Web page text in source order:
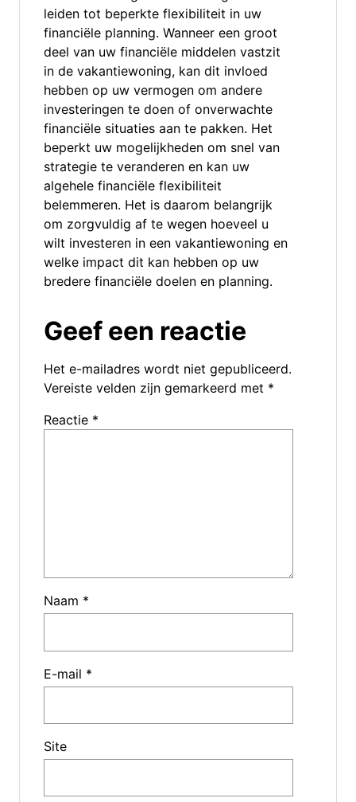
leiden tot beperkte flexibiliteit in uw
financiële planning. Wanneer een groot
deel van uw financiële middelen vastzit
in de vakantiewoning, kan dit invloed
hebben op uw vermogen om andere
investeringen te doen of onverwachte
financiële situaties aan te pakken. Het
beperkt uw mogelijkheden om snel van
strategie te veranderen en kan uw
algehele financiële flexibiliteit
belemmeren. Het is daarom belangrijk
om zorgvuldig af te wegen hoeveel u
wilt investeren in een vakantiewoning en
welke impact dit kan hebben op uw
bredere financiële doelen en planning.
Geef een reactie
Het e-mailadres wordt niet gepubliceerd.
Vereiste velden zijn gemarkeerd met *
Reactie *
Naam *
E-mail *
Site